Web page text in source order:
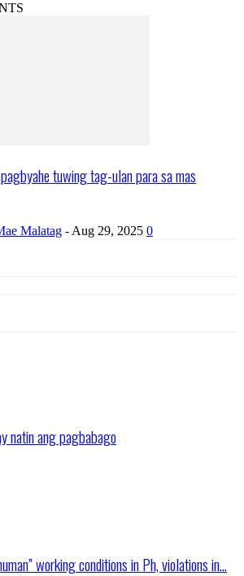
tuwing tag-ulan para sa mas
Malatag - Aug 29, 2025 0
natin ang pagbabago
working conditions in Ph, violations in...